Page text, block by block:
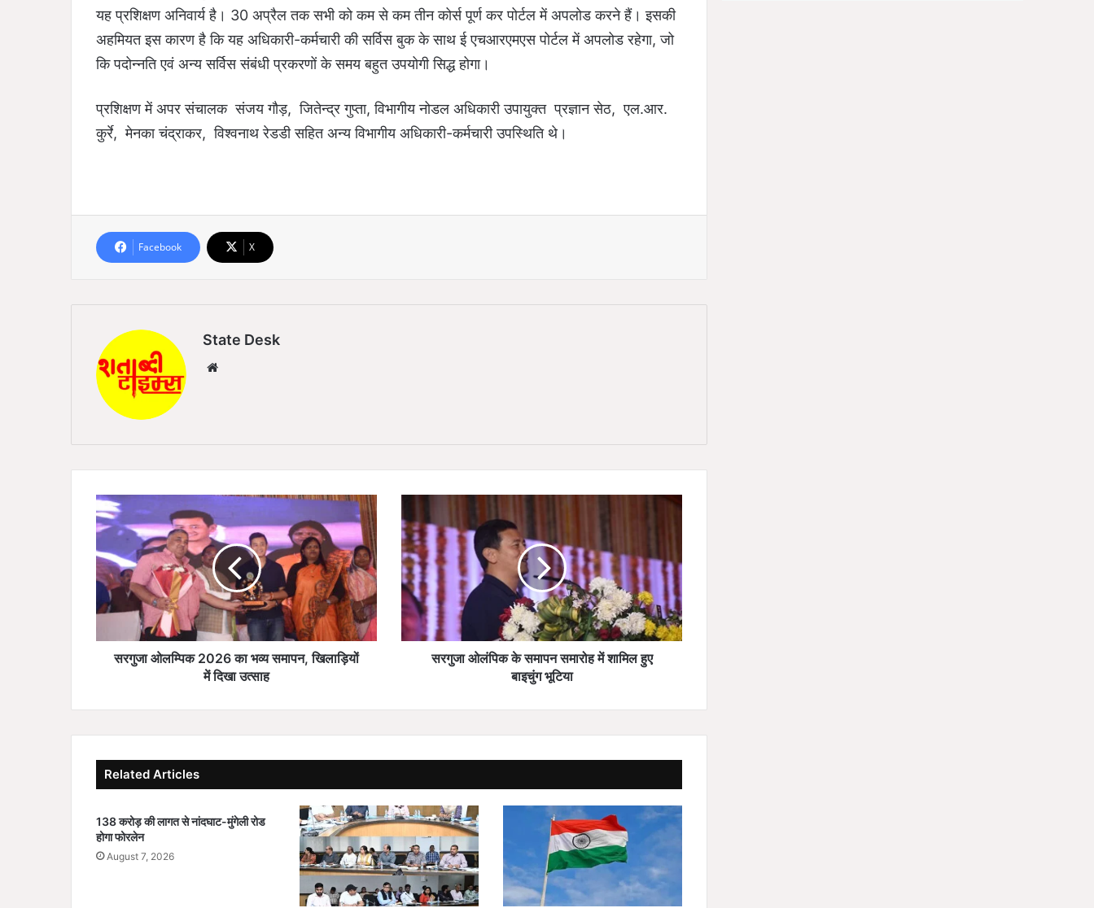
यह प्रशिक्षण अनिवार्य है। 30 अप्रैल तक सभी को कम से कम तीन कोर्स पूर्ण कर पोर्टल में अपलोड करने हैं। इसकी
अहमियत इस कारण है कि यह अधिकारी-कर्मचारी की सर्विस बुक के साथ ई एचआरएमएस पोर्टल में अपलोड रहेगा, जो
कि पदोन्नति एवं अन्य सर्विस संबंधी प्रकरणों के समय बहुत उपयोगी सिद्ध होगा।
प्रशिक्षण में अपर संचालक संजय गौड़, जितेन्द्र गुप्ता, विभागीय नोडल अधिकारी उपायुक्त प्रज्ञान सेठ, एल.आर.
कुर्रे, मेनका चंद्राकर, विश्वनाथ रेडडी सहित अन्य विभागीय अधिकारी-कर्मचारी उपस्थिति थे।
Facebook X
State Desk
स
र
गु
जा
ओ
ल
म्पि
2
का
स
प
,
खि
ला
सरगुजा ओलम्पिक 2026 का भव्य समापन, खिलाड़ियों
में दिखा उत्साह
र
गु
जा
ओ
लं
पि
क
के
न
रो
में
शा
मि
हु
ए
बा
सरगुजा ओलंपिक के समापन समारोह में शामिल हुए
बाइचुंग भूटिया
Related Articles
138 करोड़ की लागत से नांदघाट-मुंगेली रोड
होगा फोरलेन
August 7, 2026